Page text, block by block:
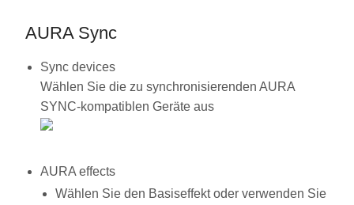
AURA Sync
Sync devices
Wählen Sie die zu synchronisierenden AURA
SYNC-kompatiblen Geräte aus
AURA effects
Wählen Sie den Basiseffekt oder verwenden Sie